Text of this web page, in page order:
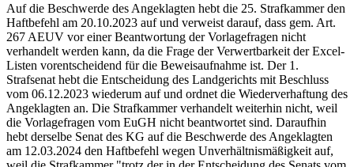
Auf die Beschwerde des Angeklagten hebt die 25. Strafkammer den
Haftbefehl am 20.10.2023 auf und verweist darauf, dass gem. Art.
267 AEUV vor einer Beantwortung der Vorlagefragen nicht
verhandelt werden kann, da die Frage der Verwertbarkeit der Excel-
Listen vorentscheidend für die Beweisaufnahme ist. Der 1.
Strafsenat hebt die Entscheidung des Landgerichts mit Beschluss
vom 06.12.2023 wiederum auf und ordnet die Wiederverhaftung des
Angeklagten an. Die Strafkammer verhandelt weiterhin nicht, weil
die Vorlagefragen vom EuGH nicht beantwortet sind. Daraufhin
hebt derselbe Senat des KG auf die Beschwerde des Angeklagten
am 12.03.2024 den Haftbefehl wegen Unverhältnismäßigkeit auf,